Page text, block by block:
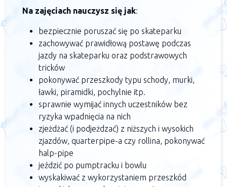
Na zajęciach nauczysz się jak:
bezpiecznie poruszać się po skateparku
zachowywać prawidłową postawę podczas
jazdy na skateparku oraz podstrawowych
tricków
pokonywać przeszkody typu schody, murki,
ławki, piramidki, pochylnie itp.
sprawnie wymijać innych uczestników bez
ryzyka wpadnięcia na nich
zjeżdżać (i podjeżdzać) z niższych i wysokich
zjazdów, quarterpipe-a czy rollina, pokonywać
halp-pipe
jeździć po pumptracku i bowlu
wyskakiwać z wykorzystaniem przeszkód